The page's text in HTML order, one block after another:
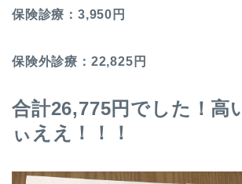
保険診療：3,950円
保険外診療：22,825円
合計26,775円でした！高
ぃええ！！！